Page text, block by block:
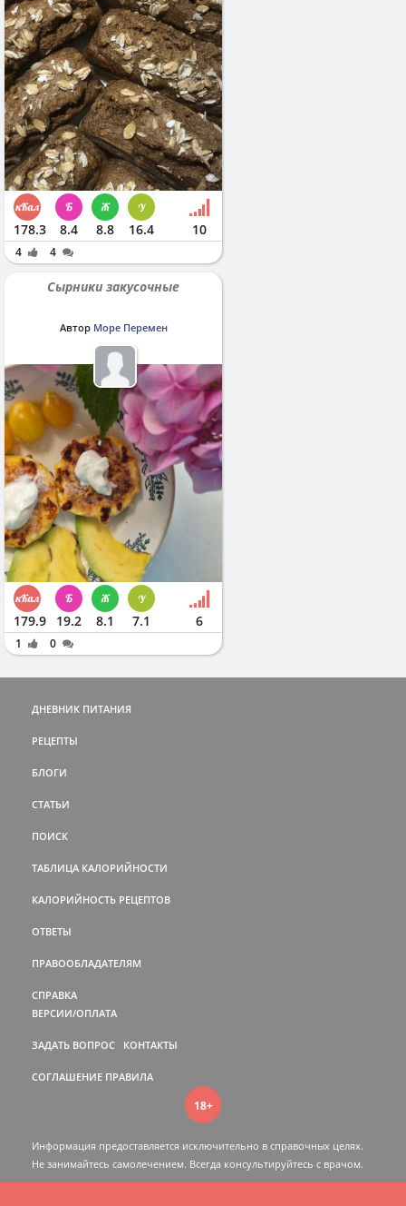
178.3 8.4 8.8 16.4 10
4 4
Сырники закусочные
Автор Море Перемен
179.9 19.2 8.1 7.1 6
1 0
ДНЕВНИК ПИТАНИЯ
РЕЦЕПТЫ
БЛОГИ
СТАТЬИ
ПОИСК
ТАБЛИЦА КАЛОРИЙНОСТИ
КАЛОРИЙНОСТЬ РЕЦЕПТОВ
ОТВЕТЫ
ПРАВООБЛАДАТЕЛЯМ
СПРАВКА
ВЕРСИИ/ОПЛАТА
ЗАДАТЬ ВОПРОС КОНТАКТЫ
СОГЛАШЕНИЕ ПРАВИЛА
18+
Информация предоставляется исключительно в справочных целях.
Не занимайтесь самолечением. Всегда консультируйтесь c врачом.